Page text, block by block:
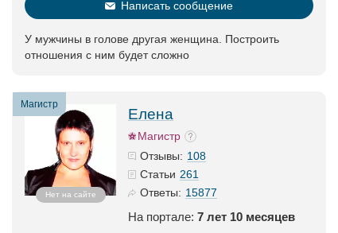
Написать сообщение
У мужчины в голове другая женщина. Построить
отношения с ним будет сложно
Магистр
Нет на сайте
Елена
Магистр
Отзывы: 108
Статьи 261
Ответы: 15877
На портале: 7 лет 10 месяцев